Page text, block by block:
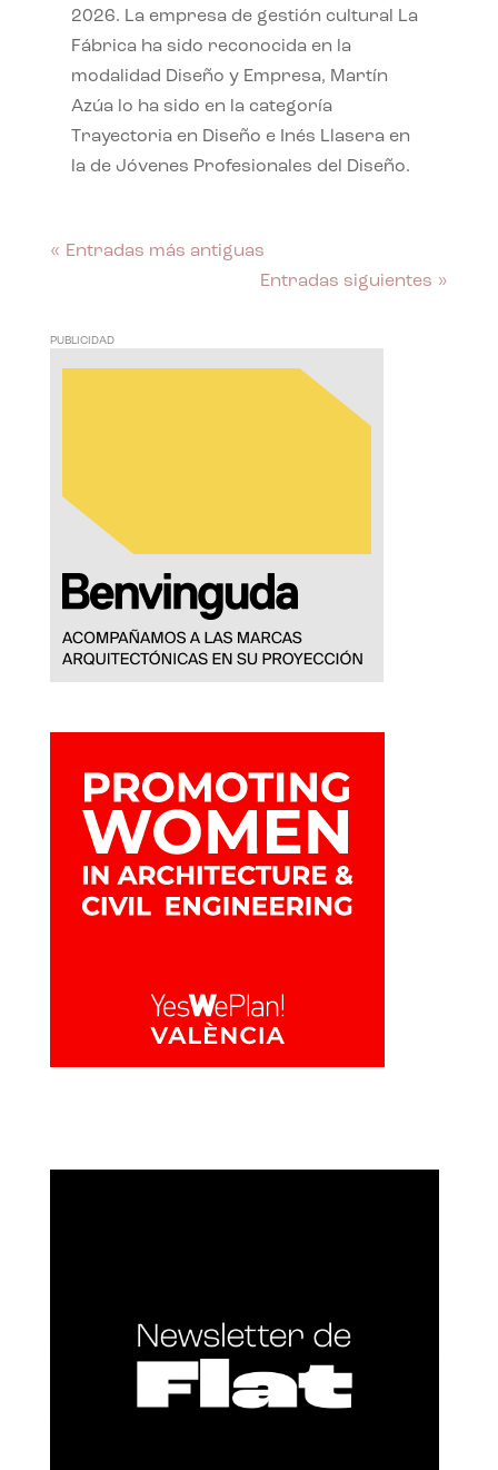
2026. La empresa de gestión cultural La
Fábrica ha sido reconocida en la
modalidad Diseño y Empresa, Martín
Azúa lo ha sido en la categoría
Trayectoria en Diseño e Inés Llasera en
la de Jóvenes Profesionales del Diseño.
« Entradas más antiguas
Entradas siguientes »
PUBLICIDAD